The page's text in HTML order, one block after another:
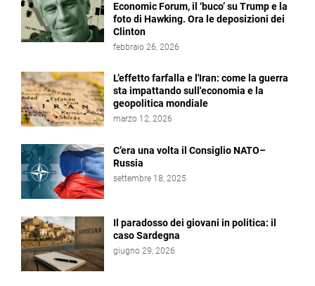
Economic Forum, il ‘buco’ su Trump e la
foto di Hawking. Ora le deposizioni dei
Clinton
febbraio 26, 2026
L’effetto farfalla e l'Iran: come la guerra
sta impattando sull'economia e la
geopolitica mondiale
marzo 12, 2026
C’era una volta il Consiglio NATO–
Russia
settembre 18, 2025
Il paradosso dei giovani in politica: il
caso Sardegna
giugno 29, 2026